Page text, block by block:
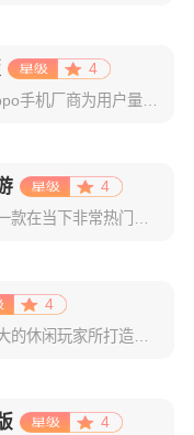
4
oppo游戏助手国际版是oppo手机厂商为用户量身打造的一款游戏性能优化工具。其将你设备中的所有游戏自动集中分类，轻松实现一键启动与集中管理，彻底告别混乱桌面和频繁切换的烦恼。在游戏开启的那一刻，系统
4
千年血战灵魂撕裂手游是一款在当下非常热门的二次元动作格斗游戏，取材自日本人气动漫死神BLEACH，配合高还原度的人设和游戏场景，为玩家呈现出一个真实完整的死神世界。而且里面的操作玩法更是特别的适应于我
4
4